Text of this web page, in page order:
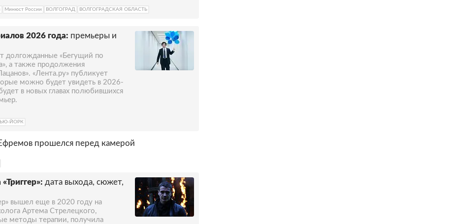
Минюст России ВОЛГОГРАД ВОЛГОГРАДСКАЯ ОБЛАСТЬ
2026 года: премьеры и
долгожданные «Бегущий по
а также продолжения
«Лента.ру» публикует
можно будет увидеть в 2026-
в новых главах полюбившихся
ЙОРК
прошелся перед камерой
дата выхода, сюжет,
вышел еще в 2020 году на
Артема Стрелецкого,
методы терапии, получила